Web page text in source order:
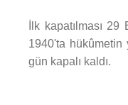
İlk kapatılması
1940'ta hükûmetin
gün kapalı kaldı.